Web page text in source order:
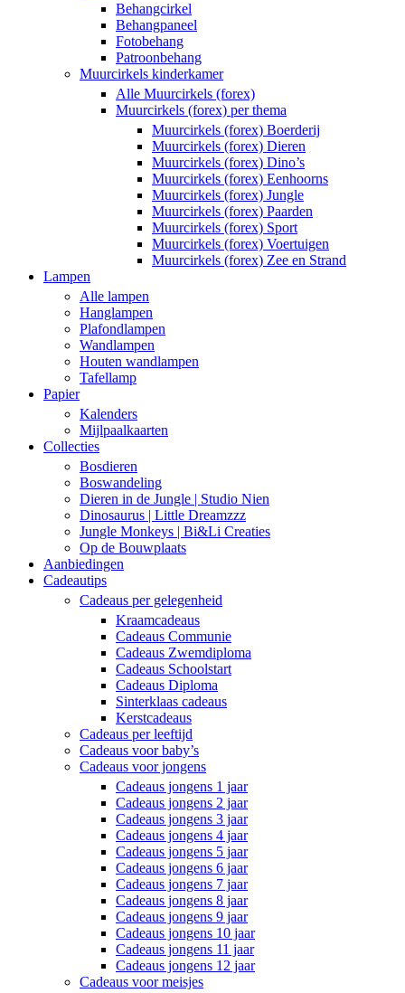
Behangcirkel
Behangpaneel
Fotobehang
Patroonbehang
Muurcirkels kinderkamer
Alle Muurcirkels (forex)
Muurcirkels (forex) per thema
Muurcirkels (forex) Boerderij
Muurcirkels (forex) Dieren
Muurcirkels (forex) Dino’s
Muurcirkels (forex) Eenhoorns
Muurcirkels (forex) Jungle
Muurcirkels (forex) Paarden
Muurcirkels (forex) Sport
Muurcirkels (forex) Voertuigen
Muurcirkels (forex) Zee en Strand
Lampen
Alle lampen
Hanglampen
Plafondlampen
Wandlampen
Houten wandlampen
Tafellamp
Papier
Kalenders
Mijlpaalkaarten
Collecties
Bosdieren
Boswandeling
Dieren in de Jungle | Studio Nien
Dinosaurus | Little Dreamzzz
Jungle Monkeys | Bi&Li Creaties
Op de Bouwplaats
Aanbiedingen
Cadeautips
Cadeaus per gelegenheid
Kraamcadeaus
Cadeaus Communie
Cadeaus Zwemdiploma
Cadeaus Schoolstart
Cadeaus Diploma
Sinterklaas cadeaus
Kerstcadeaus
Cadeaus per leeftijd
Cadeaus voor baby’s
Cadeaus voor jongens
Cadeaus jongens 1 jaar
Cadeaus jongens 2 jaar
Cadeaus jongens 3 jaar
Cadeaus jongens 4 jaar
Cadeaus jongens 5 jaar
Cadeaus jongens 6 jaar
Cadeaus jongens 7 jaar
Cadeaus jongens 8 jaar
Cadeaus jongens 9 jaar
Cadeaus jongens 10 jaar
Cadeaus jongens 11 jaar
Cadeaus jongens 12 jaar
Cadeaus voor meisjes